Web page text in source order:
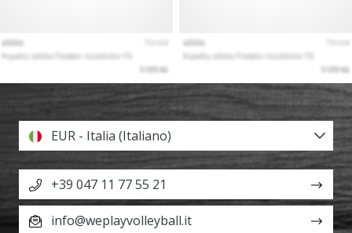
EUR - Italia (Italiano)
+39 047 11 77 55 21
info@weplayvolleyball.it